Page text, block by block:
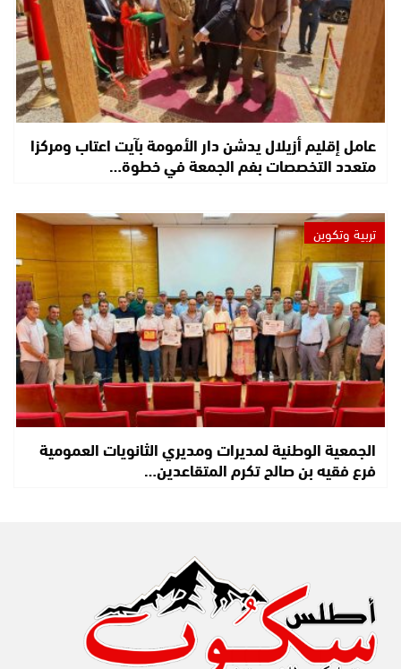
عامل إقليم أزيلال يدشن دار الأمومة بآيت اعتاب ومركزا
متعدد التخصصات بفم الجمعة في خطوة…
تربية وتكوين
الجمعية الوطنية لمديرات ومديري الثانويات العمومية
فرع فقيه بن صالح تكرم المتقاعدين…